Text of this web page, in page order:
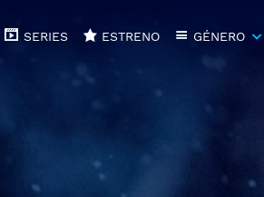
SERIES ESTRENO GÉNERO